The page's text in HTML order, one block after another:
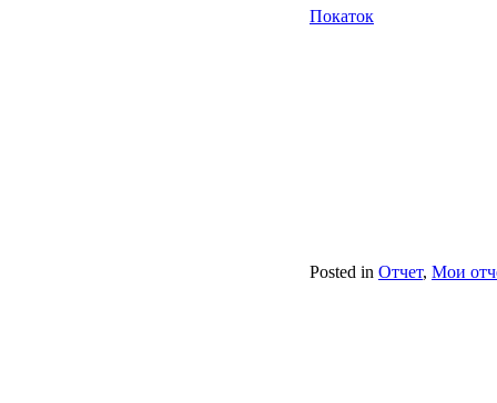
Покаток
Posted in Отчет, Мои